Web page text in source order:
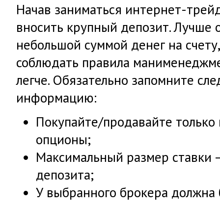
Начав заниматься интернет-
вносить крупный депозит. Лучше
небольшой суммой денег на
соблюдать правила
легче. Обязательно запомните
информацию:
Покупайте/продавайте только
опционы;
Максимальный размер ставки
депозита;
У выбранного брокера